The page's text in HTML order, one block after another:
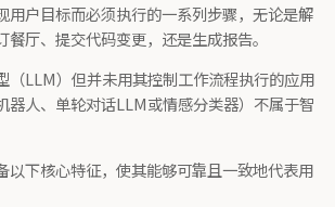
用户目标而必须执行的一系列步骤，无论是解
厅、提交代码变更，还是生成报告。
（LLM）但并未用其控制工作流程执行的应用
器人、单轮对话LLM或情感分类器）不属于智
以下核心特征，使其能够可靠且一致地代表用